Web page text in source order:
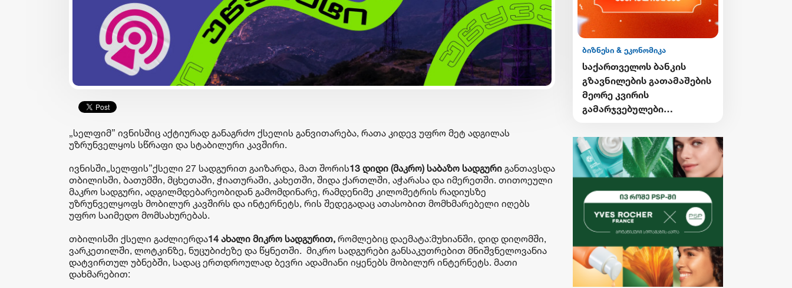
„სელფიმ” ივნისშიც აქტიურად განაგრძო ქსელის განვითარება, რათა კიდევ უფრო მეტ ადგილას
უზრუნველყოს სწრაფი და სტაბილური კავშირი.
ივნისში„სელფის”ქსელი 27 სადგურით გაიზარდა, მათ შორის13 დიდი (მაკრო) საბაზო სადგური განთავსდა
თბილისში, ბათუმში, მცხეთაში, ჭიათურაში, კახეთში, შიდა ქართლში, აჭარასა და იმერეთში. თითოეული
მაკრო სადგური, ადგილმდებარეობიდან გამომდინარე, რამდენიმე კილომეტრის რადიუსზე
უზრუნველყოფს მობილურ კავშირს და ინტერნეტს, რის შედეგადაც ათასობით მომხმარებელი იღებს
უფრო საიმედო მომსახურებას.
თბილისში ქსელი გაძლიერდა14 ახალი მიკრო სადგურით, რომლებიც დაემატა:მუხიანში, დიდ დიღომში,
ვარკეთილში, ლოტკინზე, ნუცუბიძეზე და წყნეთში. მიკრო სადგურები განსაკუთრებით მნიშვნელოვანია
დატვირთულ უბნებში, სადაც ერთდროულად ბევრი ადამიანი იყენებს მობილურ ინტერნეტს. მათი
დახმარებით:
საზღვარგარეთ
ბანკის
მიღება
ბიზნესი & ეკონომიკა
მიიღეთ 25%-იანი
ფასდაკლება
ნაწილ გადახდისას
ბიზნესი & ეკონომიკა
Wine Square X Lunatic
ერთმანეთის
ბიზნესი & ეკონომიკა
საქართველოს ბანკის
მობილბანკის მორიგი
ბიზნესი & ეკონომიკა
საქართველოს ბანკის
გზავნილების გათამაშების
მეორე კვირის
გამარჯვებულები